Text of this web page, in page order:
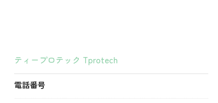
ティープロテック Tprotech
電話番号